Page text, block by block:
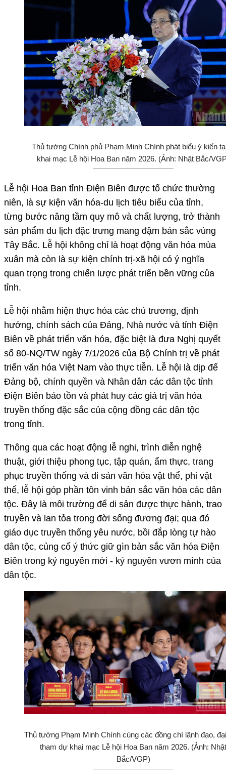
Thủ tướng Chính phủ Phạm Minh Chính phát biểu ý kiến
khai mạc Lễ hội Hoa Ban năm 2026. (Ảnh: Nhật Bắc/
Lễ hội Hoa Ban tỉnh Điện Biên được tổ chức thường
niên, là sự kiện văn hóa-du lịch tiêu biểu của tỉnh,
từng bước nâng tầm quy mô và chất lượng, trở thành
sản phẩm du lịch đặc trưng mang đậm bản sắc vùng
Tây Bắc. Lễ hội không chỉ là hoạt động văn hóa mùa
xuân mà còn là sự kiện chính trị-xã hội có ý nghĩa
quan trọng trong chiến lược phát triển bền vững của
tỉnh.
Lễ hội nhằm hiện thực hóa các chủ trương, định
hướng, chính sách của Đảng, Nhà nước và tỉnh Điện
Biên về phát triển văn hóa, đặc biệt là đưa Nghị quyết
số 80-NQ/TW ngày 7/1/2026 của Bộ Chính trị về phát
triển văn hóa Việt Nam vào thực tiễn. Lễ hội là dịp để
Đảng bộ, chính quyền và Nhân dân các dân tộc tỉnh
Điện Biên bảo tồn và phát huy các giá trị văn hóa
truyền thống đặc sắc của cộng đồng các dân tộc
trong tỉnh.
Thông qua các hoạt động lễ nghi, trình diễn nghệ
thuật, giới thiệu phong tục, tập quán, ẩm thực, trang
phục truyền thống và di sản văn hóa vật thể, phi vật
thể, lễ hội góp phần tôn vinh bản sắc văn hóa các dân
tộc. Đây là môi trường để di sản được thực hành, trao
truyền và lan tỏa trong đời sống đương đại; qua đó
giáo dục truyền thống yêu nước, bồi đắp lòng tự hào
dân tộc, củng cố ý thức giữ gìn bản sắc văn hóa Điện
Biên trong kỷ nguyên mới - kỷ nguyên vươn mình của
dân tộc.
Thủ tướng Phạm Minh Chính cùng các đồng chí lãnh đạo,
tham dự khai mạc Lễ hội Hoa Ban năm 2026. (Ảnh: Nhật
Bắc/VGP)